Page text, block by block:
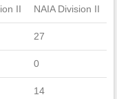
II NAIA Division II
27
0
14